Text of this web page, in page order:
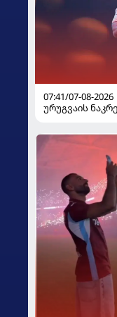
07:41/07-08-2026
ურუგვაის